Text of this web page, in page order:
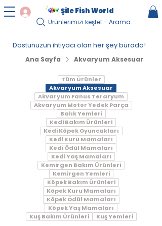
Şile Fish World
Ürünlerimizi keşfet - Arama Yapın...
Dostunuzun ihtiyacı olan her şey burada!
Ana Sayfa Akvaryum Aksesuar
Tüm Ürünler
Akvaryum Aksesuar
Akvaryum Fanus Teraryum
Akvaryum Motor Yedek Parça
Balık Yemleri
Kedi Bakım Ürünleri
Kedi Köpek Oyuncakları
Kedi Kuru Mamaları
Kedi Ödül Mamaları
Kedi Yaş Mamaları
Kemirgen Bakım Ürünleri
Kemirgen Yemleri
Köpek Bakım Ürünleri
Köpek Kuru Mamaları
Köpek Ödül Mamaları
Köpek Yaş Mamaları
Kuş Bakım Ürünleri
Kuş Yemleri